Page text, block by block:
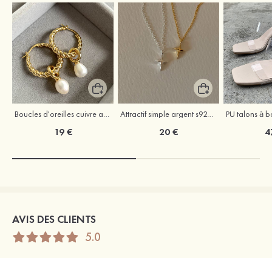
Boucles d'oreilles cuivre avec perle
19 €
Attractif simple argent s925 colliers
20 €
AVIS DES CLIENTS
5.0